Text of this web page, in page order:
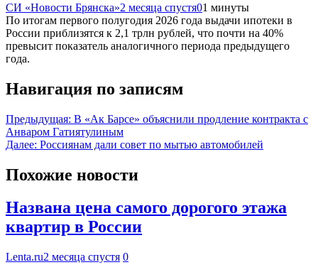
СИ «Новости Брянска»2 месяца спустя01 минуты
По итогам первого полугодия 2026 года выдачи ипотеки в
России приблизятся к 2,1 трлн рублей, что почти на 40%
превысит показатель аналогичного периода предыдущего
года.
Навигация по записям
Предыдущая: В «Ак Барсе» объяснили продление контракта с
Анваром Гатиятулиным
Далее: Россиянам дали совет по мытью автомобилей
Похожие новости
Названа цена самого дорогого этажа
квартир в России
Lenta.ru2 месяца спустя 0